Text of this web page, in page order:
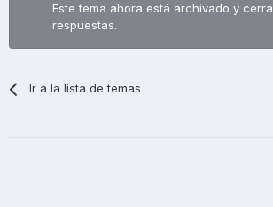
Este tema ahora está archivado y
respuestas.
Ir a la lista de temas